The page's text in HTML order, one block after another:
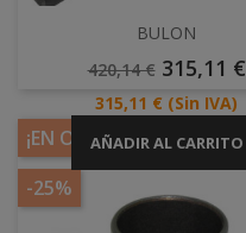
BULON
Precio
420,14 € Precio
315,11 €
Precio
315,11 € (Sin IVA)
AÑADIR AL CARRITO
¡EN OFERTA!
-25%